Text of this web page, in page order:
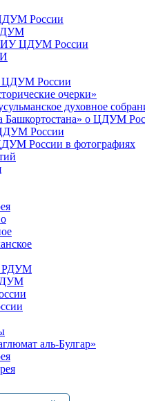
России
ЦДУМ России
ЦДУМ России
очерки»
духовное
Башкортостана» о ЦДУМ
России
России в фотографиях
РДУМ
аль-Булгар»